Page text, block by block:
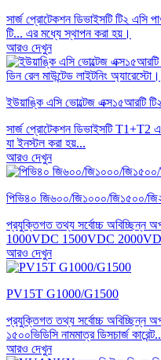
সার্জ প্রোটেকশন ডিভাইসটি টি২ এসি
টি... এর মধ্যে স্থাপন করা হয়।
আরও দেখুন
ইউয়াঙ্কি এসি ভোল্টেজ এক্স১৫আরটি
সার্জ প্রোটেকশন ডিভাইসটি T1+T2
যা ইনস্টল করা হয়...
আরও দেখুন
পিভি৪০ জি৬০০/জি১০০০/জি১৫০০/
প্রযুক্তিগত তথ্য সর্বোচ্চ অবিচ্ছিন্ন
1000VDC 1500VDC
আরও দেখুন
PV15T G1000/G1500
প্রযুক্তিগত তথ্য সর্বোচ্চ অবিচ্ছিন্ন
১৫০০ভিডিসি নামমাত্র ডিসচার্জ
আরও দেখুন